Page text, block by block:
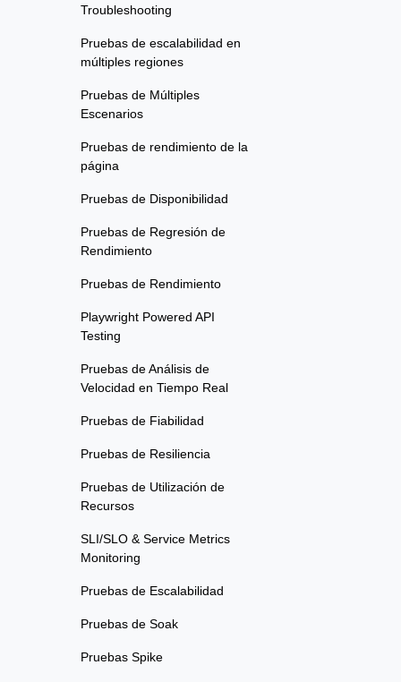
Troubleshooting
Pruebas de escalabilidad en
múltiples regiones
Pruebas de Múltiples
Escenarios
Pruebas de rendimiento de la
página
Pruebas de Disponibilidad
Pruebas de Regresión de
Rendimiento
Pruebas de Rendimiento
Playwright Powered API
Testing
Pruebas de Análisis de
Velocidad en Tiempo Real
Pruebas de Fiabilidad
Pruebas de Resiliencia
Pruebas de Utilización de
Recursos
SLI/SLO & Service Metrics
Monitoring
Pruebas de Escalabilidad
Pruebas de Soak
Pruebas Spike